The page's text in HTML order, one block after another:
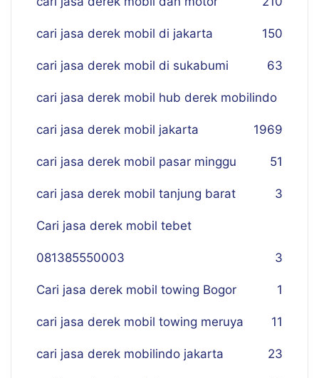
cari jasa derek mobil di jakarta 150
cari jasa derek mobil di sukabumi 63
cari jasa derek mobil hub derek mobilindo
69
cari jasa derek mobil jakarta 19
cari jasa derek mobil pasar minggu 51
cari jasa derek mobil tanjung barat 3
Cari jasa derek mobil tebet
081385550003 3
Cari jasa derek mobil towing Bogor 1
cari jasa derek mobil towing meruya 11
cari jasa derek mobilindo jakarta 23